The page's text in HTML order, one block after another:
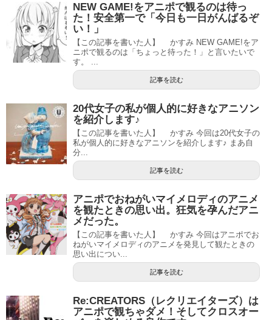
NEW GAME!をアニポで観るのは待っ
た！安全第一で「今日も一日がんばるぞ
い！」
【この記事を書いた人】 かすみ NEW GAME!をア
ニポで観るのは「ちょっと待った！」と言いたいで
す。 ...
記事を読む
20代女子の私が個人的に好きなアニソン
を紹介します♪
【この記事を書いた人】 かすみ 今回は20代女子の
私が個人的に好きなアニソンを紹介します♪ まあ自
分...
記事を読む
アニポでおねがいマイメロディのアニメ
を観たときの思い出。狂気を孕んだアニ
メだった。
【この記事を書いた人】 かすみ 今回はアニポでお
ねがいマイメロディのアニメを発見して観たときの
思い出につい...
記事を読む
Re:CREATORS（レクリエイターズ）は
アニポで観ちゃダメ！そしてクロスオー